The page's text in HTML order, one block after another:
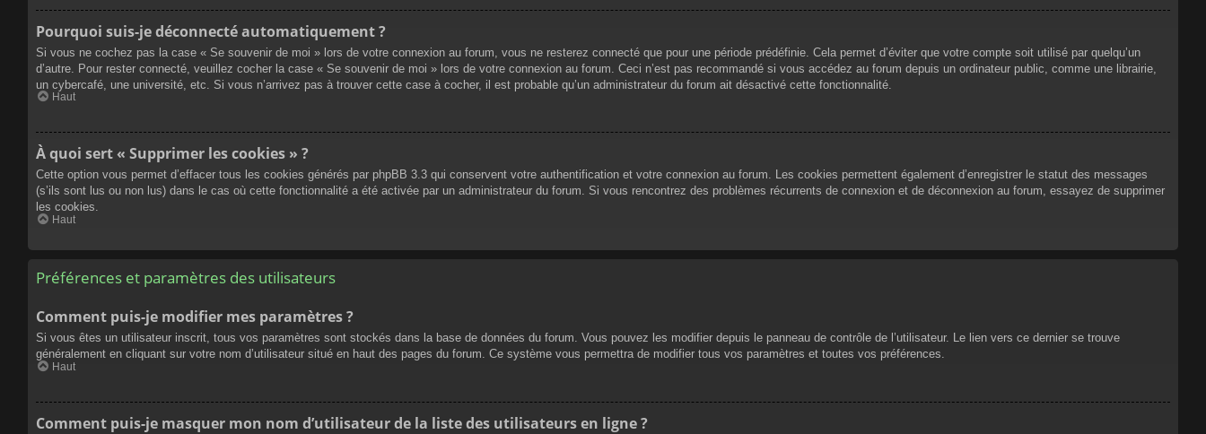
Pourquoi suis-je déconnecté automatiquement ?
Si vous ne cochez pas la case « Se souvenir de moi » lors de votre connexion au forum, vous ne resterez connecté que pour une période prédéfinie. Cela permet d’éviter que votre compte soit utilisé par quelqu’un
d’autre. Pour rester connecté, veuillez cocher la case « Se souvenir de moi » lors de votre connexion au forum. Ceci n’est pas recommandé si vous accédez au forum depuis un ordinateur public, comme une librairie,
un cybercafé, une université, etc. Si vous n’arrivez pas à trouver cette case à cocher, il est probable qu’un administrateur du forum ait désactivé cette fonctionnalité.
Haut
À quoi sert « Supprimer les cookies » ?
Cette option vous permet d’effacer tous les cookies générés par phpBB 3.3 qui conservent votre authentification et votre connexion au forum. Les cookies permettent également d’enregistrer le statut des messages
(s’ils sont lus ou non lus) dans le cas où cette fonctionnalité a été activée par un administrateur du forum. Si vous rencontrez des problèmes récurrents de connexion et de déconnexion au forum, essayez de supprimer
les cookies.
Haut
Préférences et paramètres des utilisateurs
Comment puis-je modifier mes paramètres ?
Si vous êtes un utilisateur inscrit, tous vos paramètres sont stockés dans la base de données du forum. Vous pouvez les modifier depuis le panneau de contrôle de l’utilisateur. Le lien vers ce dernier se trouve
généralement en cliquant sur votre nom d’utilisateur situé en haut des pages du forum. Ce système vous permettra de modifier tous vos paramètres et toutes vos préférences.
Haut
Comment puis-je masquer mon nom d’utilisateur de la liste des utilisateurs en ligne ?